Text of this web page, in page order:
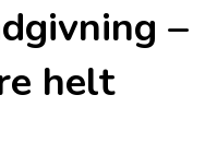
–
helt